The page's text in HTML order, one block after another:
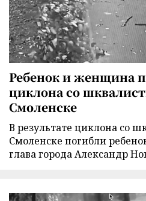
Ребенок и женщина
циклона со
Смоленске
В результате циклона со
Смоленске погибли
глава города Александр